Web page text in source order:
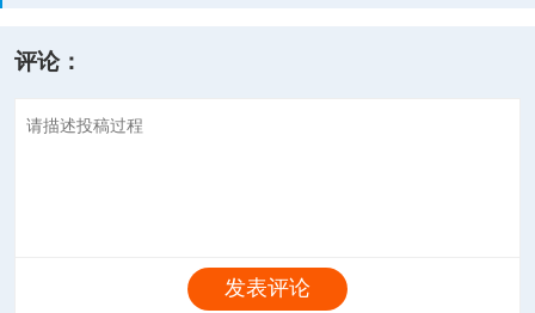
评论：
发表评论